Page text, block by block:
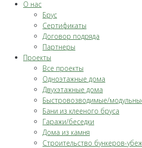
О нас
Брус
Сертификаты
Договор подряда
Партнеры
Проекты
Все проекты
Одноэтажные дома
Двухэтажные дома
Быстровозводимые/
Бани из клееного бруса
Гаражи/беседки
Дома из камня
Строительство бункеров-